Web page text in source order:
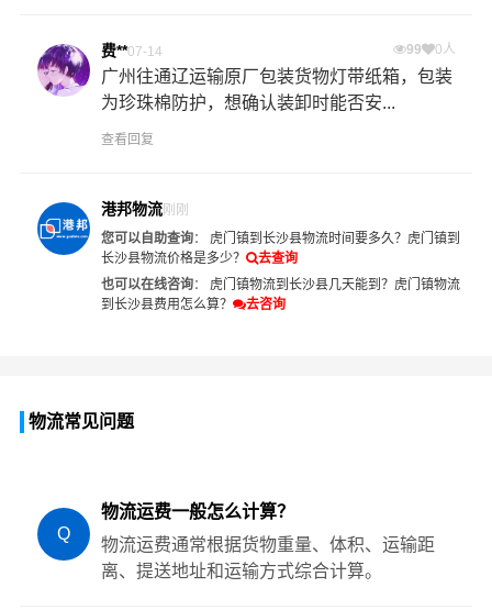
费**07-14 99 0人
广州往通辽运输原厂包装货物灯带纸箱，包装
为珍珠棉防护，想确认装卸时能否安...
查看回复
港邦物流刚刚
您可以自助查询： 虎门镇到长沙县物流时间要多久？ 虎门镇到
长沙县物流价格是多少？
去查询
也可以在线咨询： 虎门镇物流到长沙县几天能到？ 虎门镇物流
到长沙县费用怎么算？
去咨询
物流常见问题
Q
物流运费一般怎么计算？
物流运费通常根据货物重量、体积、运输距
离、提送地址和运输方式综合计算。